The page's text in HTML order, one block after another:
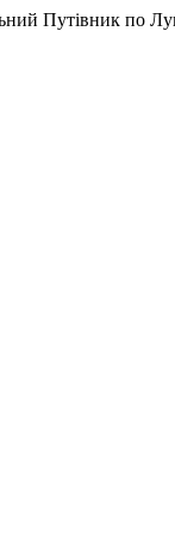
Путівник по